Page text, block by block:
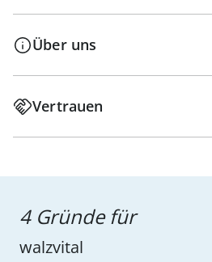
Über uns
Vertrauen
4 Gründe für
walzvital